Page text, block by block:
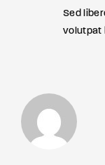
Sed
volutpat